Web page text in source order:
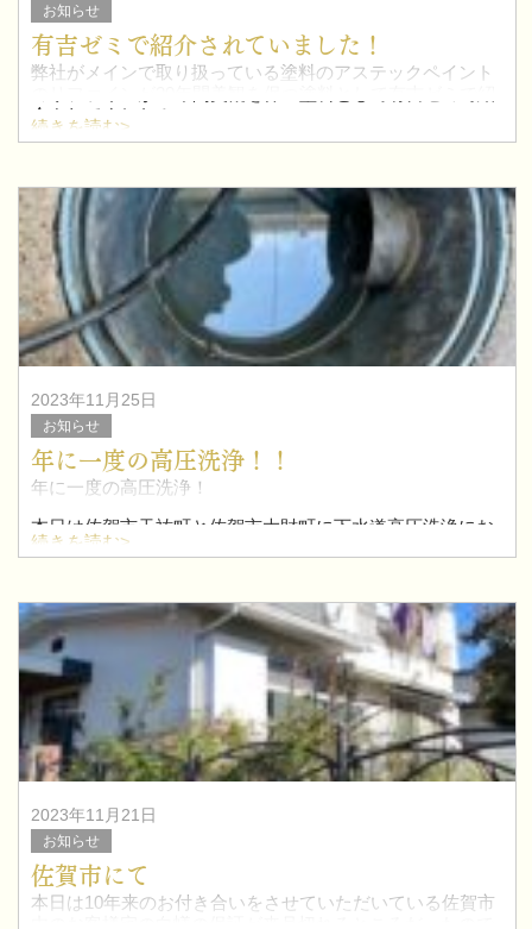
お知らせ
有吉ゼミで紹介されていました！
弊社がメインで取り扱っている塗料のアステックペイント
介されてました！
続きを読む>
2023年11月25日
お知らせ
年に一度の高圧洗浄！！
年に一度の高圧洗浄！
本日は佐賀市天祐町と佐賀市大財町に下水道高圧洗浄にお
伺いしました。
ています。
定期的に頼んでいただけるお客様の所は信用
続きを読む>
2023年11月21日
お知らせ
佐賀市にて
本日は10年来のお付き合いをさせていただいている佐賀市